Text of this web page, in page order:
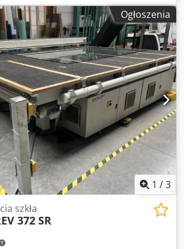
4,10 m × 0,55 m • Część środkowa – 1,20
m • Wysokość – 1,02 m Cedpfxouqlc No Ag
Ogłoszenia
1 /3
szkła
372 SR